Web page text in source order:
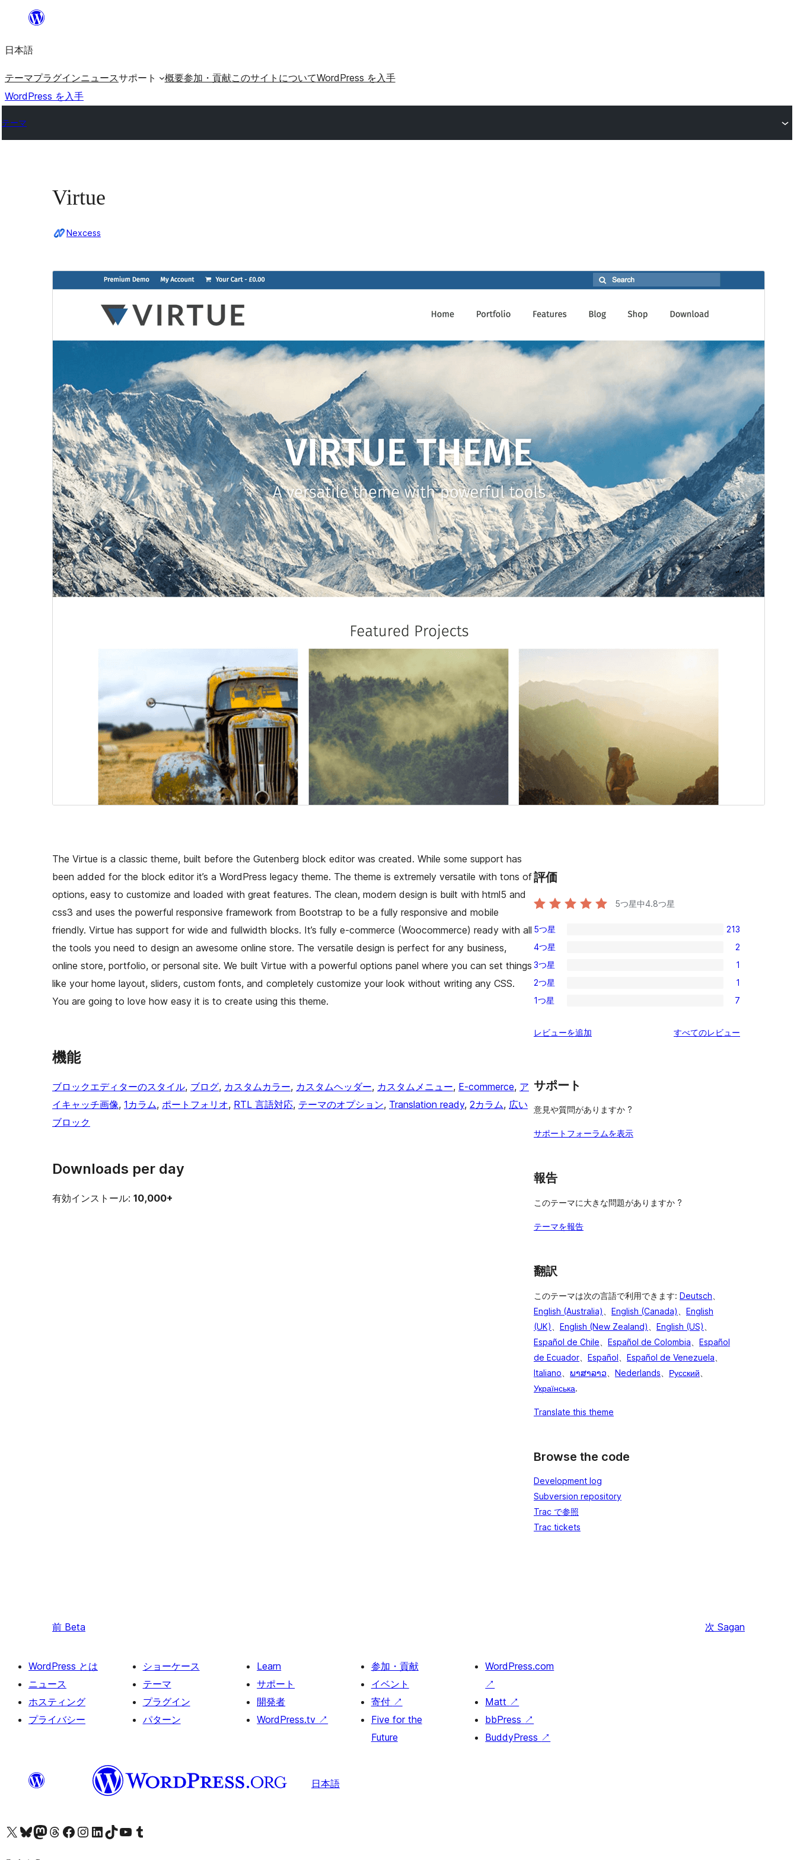
を
ッ
プ
日本語
テーマプラグインニュースサポート 概要参加・貢献このサイトについてWordPress を入手
WordPress を入手
テーマ
Virtue
Nexcess
ダウンロード
最終更新日
2026年5月8日
PHP バージョン
5.6
テーマのホームページ
The Virtue is a classic theme, built before the Gutenberg block editor was created. While some support has
been added for the block editor it’s a WordPress legacy theme. The theme is extremely versatile with tons of
options, easy to customize and loaded with great features. The clean, modern design is built with html5 and
css3 and uses the powerful responsive framework from Bootstrap to be a fully responsive and mobile
friendly. Virtue has support for wide and fullwidth blocks. It’s fully e-commerce (Woocommerce) ready with all
the tools you need to design an awesome online store. The versatile design is perfect for any business,
online store, portfolio, or personal site. We built Virtue with a powerful options panel where you can set things
like your home layout, sliders, custom fonts, and completely customize your look without writing any CSS.
You are going to love how easy it is to create using this theme.
機能
ブロックエディターのスタイル, ブログ, カスタムカラー, カスタムヘッダー, カスタムメニュー, E-commerce, ア
イキャッチ画像, 1カラム, ポートフォリオ, RTL 言語対応, テーマのオプション, Translation ready, 2カラム, 広い
ブロック
Downloads per day
有効インストール: 10,000+
評価
5つ星中4.8つ星
213
5-
星
レ
ビ
ー
5つ星 213
2
4-
星
レ
ュ
4つ星 2
1
3-
星
ビ
3つ星 1
1
2-
レ
ー
2つ星 1
7
星
ュ
1つ星 7
レビューを追加 すべてのレビュー
サポート
意見や質問がありますか ?
サポートフォーラムを表示
報告
このテーマに大きな問題がありますか ?
テーマを報告
翻訳
このテーマは次の言語で利用できます: Deutsch
English (Australia)
English (Canada)
English
(UK)
English (New Zealand) English (US)
Español de Chile
Español de Colombia
Español
de Ecuador
Español Español de Venezuela
Italiano
ພາສາລາວ Nederlands Русский
Українська.
Translate this theme
Browse the code
Development log
Subversion repository
Trac で参照
Trac tickets
前 Beta 次 Sagan
WordPress とは
ニュース
ホスティング
プライバシー
ショーケース
テーマ
プラグイン
パターン
Learn
サポート
開発者
WordPress.tv ↗
参加・貢献
イベント
寄付 ↗
Five for the
Future
WordPress.com
↗
Matt ↗
bbPress ↗
BuddyPress ↗
日本語
X (旧 Twitter) アカウントへBluesky アカウントへMastodon アカウントへThreads アカウントへ Facebook ページへInstagram アカウントへ LinkedIn アカウントへTikTok アカウントへYouTube チャンネルへ Tumblr アカウントへ